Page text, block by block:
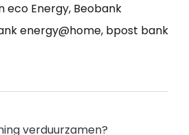
eco Energy, Beobank
energy@home, bpost bank
verduurzamen?